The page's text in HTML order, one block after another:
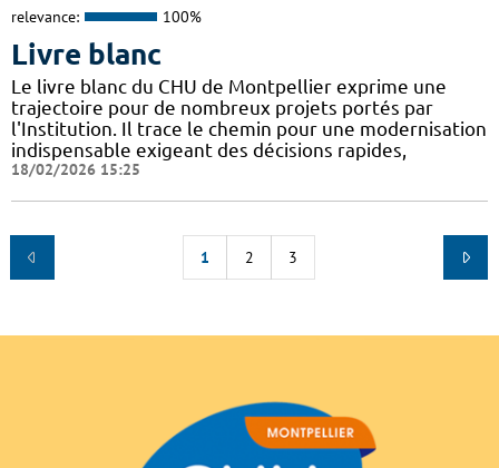
relevance: 100%
Livre blanc
Le livre blanc du CHU de Montpellier exprime une
trajectoire pour de nombreux projets portés par
l'Institution. Il trace le chemin pour une modernisation
indispensable exigeant des décisions rapides,
18/02/2026 15:25
1 2 3